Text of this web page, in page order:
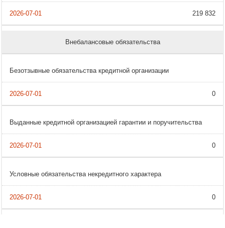
219 832
Внебалансовые обязательства
Безотзывные обязательства кредитной организации
0
Выданные кредитной организацией гарантии и поручительства
0
Условные обязательства некредитного характера
0